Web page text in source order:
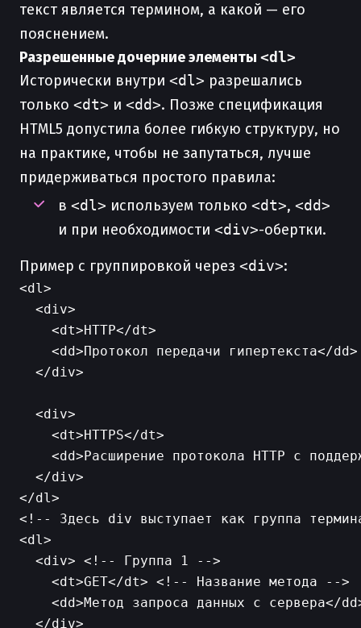
текст является термином, а какой — его
пояснением.
Разрешенные дочерние элементы <dl>
Исторически внутри <dl> разрешались
только <dt> и <dd>. Позже спецификация
HTML5 допустила более гибкую структуру, но
на практике, чтобы не запутаться, лучше
придерживаться простого правила:
в <dl> используем только <dt>, <dd>
и при необходимости <div>-обертки.
Пример с группировкой через <div>:
<dl>
  <div>
    <dt>HTTP</dt>
    <dd>Протокол передачи гипертекста</dd>
  </div>
  <div>
    <dt>HTTPS</dt>
<dd>Расширение протокола HTTP с
  </div>
<!-- Здесь div выступает как группа
<dl>
  <div> <!-- Группа 1 -->
    <dt>GET</dt> <!-- Название метода -->
<dd>Метод запроса данных с сервера</
  </div>